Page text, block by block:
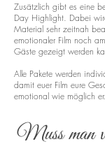
Zusätzlich gibt es eine
Day Highlight. Dabei
Material sehr zeitnah
emotionaler Film noch
Gäste gezeigt werden
Alle Pakete werden
damit euer Film eure
emotional wie möglich
Muss man